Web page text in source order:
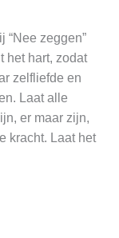
“Nee zeggen”
het hart, zodat
zelfliefde en
Laat alle
er maar zijn,
kracht. Laat het